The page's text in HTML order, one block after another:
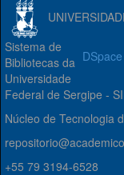
Sistema de
Bibliotecas da
Universidade
Federal de Sergipe -
Núcleo de Tecnologia
+55 79 3194-6528